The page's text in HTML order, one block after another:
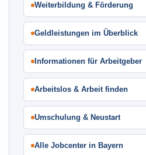
Weiterbildung & Förderung
Geldleistungen im Überblick
Informationen für Arbeitgeber
Arbeitslos & Arbeit finden
Umschulung & Neustart
Alle Jobcenter in Bayern